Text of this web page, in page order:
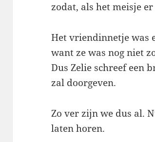
zodat, als het meisje
Het vriendinnetje was
want ze was nog niet
Dus Zelie schreef een
zal doorgeven.
Zo ver zijn we dus al.
laten horen.